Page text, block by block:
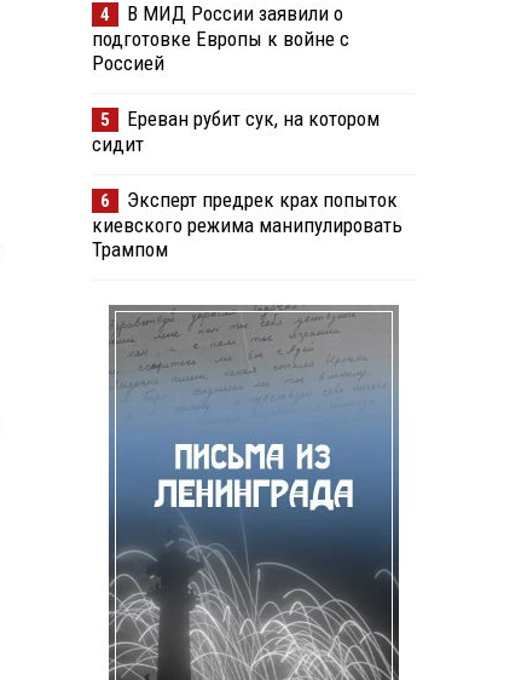
4
В МИД России заявили о
подготовке Европы к войне с
Россией
5
Ереван рубит сук, на котором
сидит
6
Эксперт предрек крах попыток
киевского режима манипулировать
Трампом